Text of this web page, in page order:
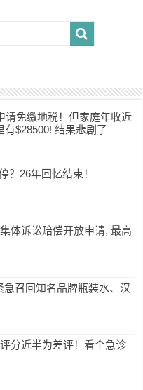
请免缴地税！但家庭年收近
有$28500! 结果悲剧了
？26年回忆结束！
体诉讼赔偿开放申请, 最高
急召回知名品牌瓶装水、汉
分近半为差评！看个急诊